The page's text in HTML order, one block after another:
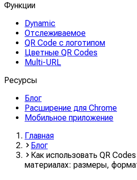
Функции
Dynamic
Отслеживаемое
QR Code с логотипом
Цветные QR Codes
Multi-URL
Ресурсы
Блог
Расширение для Chrome
Мобильное приложение
Главная
Блог
Как использовать QR
материалах: размеры,